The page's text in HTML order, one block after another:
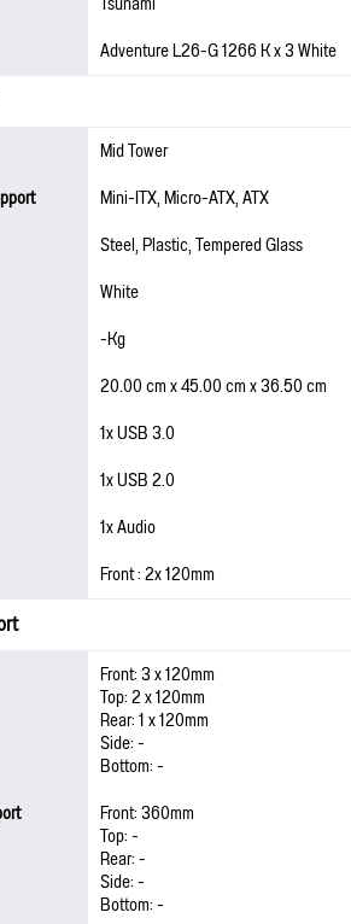
Adventure L26-G 1266 K x 3 White
Mid Tower
Mini-ITX, Micro-ATX, ATX
Steel, Plastic, Tempered Glass
White
-Kg
20.00 cm x 45.00 cm x 36.50 cm
1x USB 3.0
1x USB 2.0
1x Audio
Front : 2x 120mm
Front: 3 x 120mm
Top: 2 x 120mm
Rear: 1 x 120mm
Side: -
Bottom: -
Front: 360mm
Top: -
Rear: -
Side: -
Bottom: -